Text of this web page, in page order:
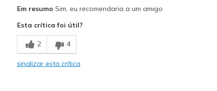
Melhores utilizações
Casual Wear
Em resumo Sim, eu recomendaria a um amigo
Esta crítica foi útil?
2 4
sinalizar esta crítica